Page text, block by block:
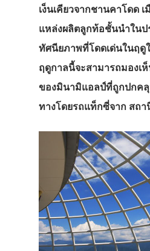
เง็นเคียวจากชานคาโดด เ
แหล่งผลิตลูกท้อชั้นนำใน
ทัศนียภาพที่โดดเด่นในฤดู
ฤดูกาลนี้จะสามารถมองเ
ของมินามิแอลป์ที่ถูกปกค
ทางโดยรถแท็กซี่จาก สถ